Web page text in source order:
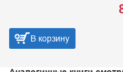
В корзину